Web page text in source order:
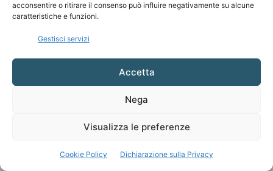
acconsentire o ritirare il consenso può influire negativamente su alcune
caratteristiche e funzioni.
Gestisci servizi
Accetta
Nega
Visualizza le preferenze
Cookie Policy Dichiarazione sulla Privacy